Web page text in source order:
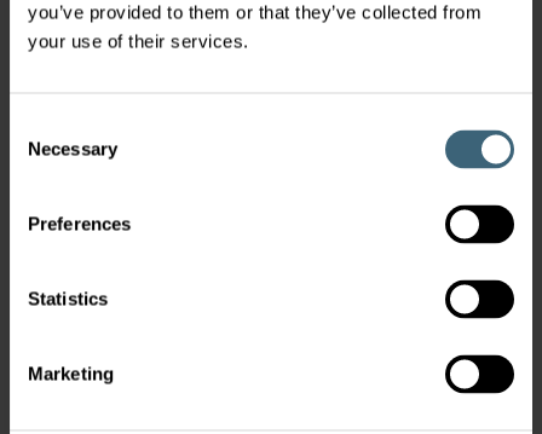
you’ve provided to them or that they’ve collected from
your use of their services.
Selection
Necessary
Preferences
Statistics
Marketing
CAIRplus